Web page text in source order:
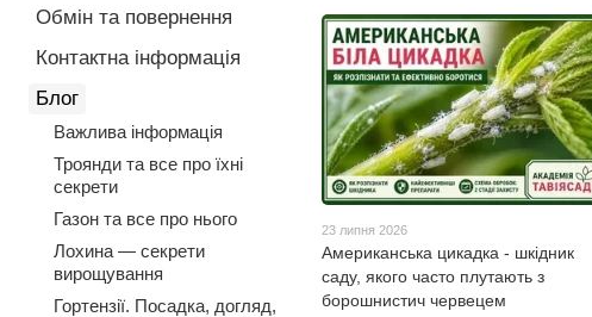
23 липня 2026
Американська цикадка - шкідник
саду, якого часто плутають з
борошнистич червецем
Обмін та повернення
Контактна інформація
Блог
Важлива інформація
Троянди та все про їхні
секрети
Газон та все про нього
Лохина — секрети
вирощування
Гортензії. Посадка, догляд,